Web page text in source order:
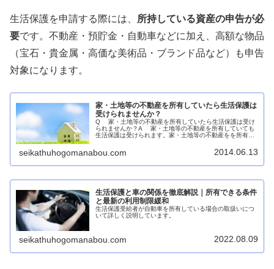
生活保護を申請する際には、
所持している資産の申告が必
要です。不動産・預貯金・自動車などに加え、高額な物品
（宝石・貴金属・高価な美術品・ブランド品など）も申告
対象になります。
家・土地等の不動産を所有していたら生活保護は
受けられませんか？
Q 家・土地等の不動産を所有していたら生活保護は受け
られませんか？A 家・土地等の不動産を所有していても
生活保護は受けられます。家・土地等の不動産をを所有し
seikathuhogomanabou.com 2014.06.13
生活保護と車の関係を徹底解説｜所有できる条件
と最新の利用制限緩和
生活保護受給者が自動車を所有している場合の取扱いにつ
いて詳しく説明しています。
seikathuhogomanabou.com 2022.08.09